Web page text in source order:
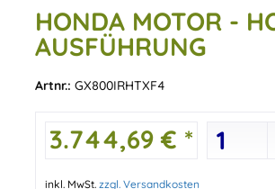
HONDA MOTOR -
AUSFÜHRUNG
Artnr.: GX800IRHTXF4
3.744,69 € *
inkl. MwSt. zzgl. Versandkosten